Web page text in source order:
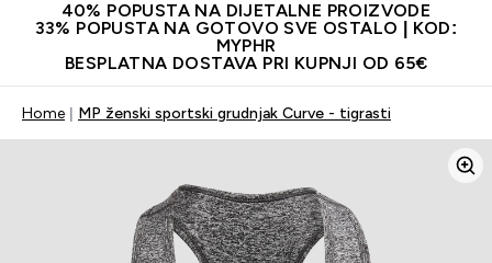
40% POPUSTA NA DIJETALNE PROIZVODE
33% POPUSTA NA GOTOVO SVE OSTALO | KOD:
MYPHR
BESPLATNA DOSTAVA PRI KUPNJI OD 65€
Home MP ženski sportski grudnjak Curve - tigrasti